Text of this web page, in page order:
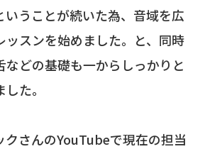
いうことが続いた為、音域を広
ッスンを始めました。と、同時
などの基礎も一からしっかりと
た。
クさんのYouTubeで現在の担当